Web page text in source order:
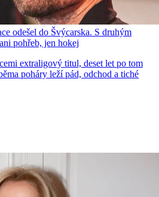
odešel do Švýcarska. S druhým
pohřeb, jen hokej
extraligový titul, deset let po tom
poháry leží pád, odchod a tiché